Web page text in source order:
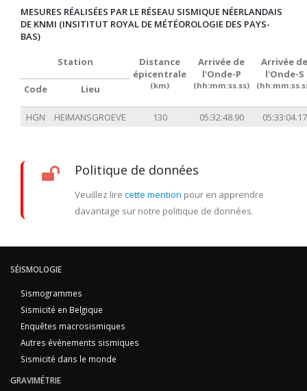
MESURES RÉALISÉES PAR LE RÉSEAU SISMIQUE NÉERLANDAIS
DE KNMI (INSITITUT ROYAL DE MÉTÉOROLOGIE DES PAYS-
BAS)
Station
Distance
épicentrale
(km)
Arrivée de
l'Onde-P
(hh:mm:ss.ss)
Arrivée de
l'Onde-S
Code Lieu
HGN HEIMANSGROEVE 130 05:32:48.90 05:33:04.17
Politique de données
Veuillez lire cette mention pour en apprendre
davantage sur notre politique de données.
SÉISMOLOGIE
Sismogrammes
Sismicité en Belgique
Enquêtes macrosismiques
Autres événements sismiques
Sismicité dans le monde
GRAVIMÉTRIE